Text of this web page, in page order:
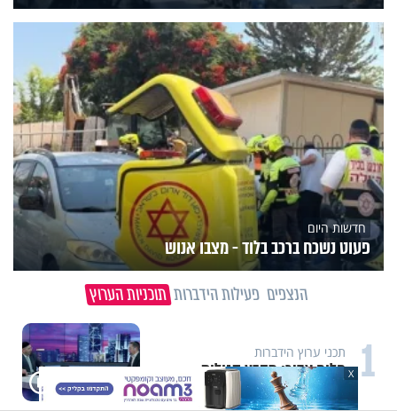
חדשות היום
פעוט נשכח ברכב בלוד - מצבו אנוש
הנצפים פעילות הידברות תוכניות הערוץ
1 תכני ערוץ הידברות
חלום אדיר: מקבץ סגולות X